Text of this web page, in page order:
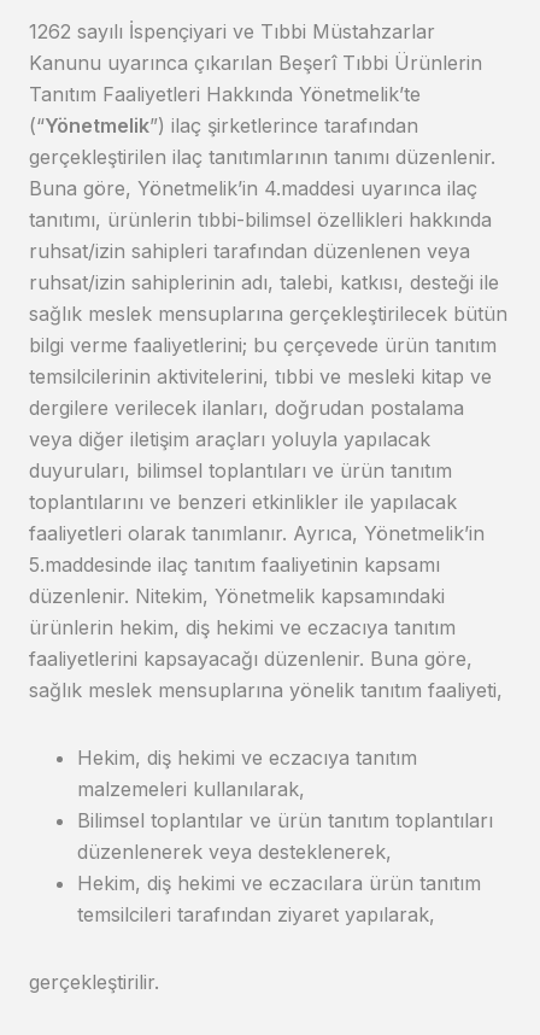
1262 sayılı İspençiyari ve Tıbbi Müstahzarlar
Kanunu uyarınca çıkarılan Beşerî Tıbbi Ürünlerin
Tanıtım Faaliyetleri Hakkında Yönetmelik’te
(“Yönetmelik”) ilaç şirketlerince tarafından
gerçekleştirilen ilaç tanıtımlarının tanımı düzenlenir.
Buna göre, Yönetmelik’in 4.maddesi uyarınca ilaç
tanıtımı, ürünlerin tıbbi-bilimsel özellikleri hakkında
ruhsat/izin sahipleri tarafından düzenlenen veya
ruhsat/izin sahiplerinin adı, talebi, katkısı, desteği ile
sağlık meslek mensuplarına gerçekleştirilecek bütün
bilgi verme faaliyetlerini; bu çerçevede ürün tanıtım
temsilcilerinin aktivitelerini, tıbbi ve mesleki kitap ve
dergilere verilecek ilanları, doğrudan postalama
veya diğer iletişim araçları yoluyla yapılacak
duyuruları, bilimsel toplantıları ve ürün tanıtım
toplantılarını ve benzeri etkinlikler ile yapılacak
faaliyetleri olarak tanımlanır. Ayrıca, Yönetmelik’in
5.maddesinde ilaç tanıtım faaliyetinin kapsamı
düzenlenir. Nitekim, Yönetmelik kapsamındaki
ürünlerin hekim, diş hekimi ve eczacıya tanıtım
faaliyetlerini kapsayacağı düzenlenir. Buna göre,
sağlık meslek mensuplarına yönelik tanıtım faaliyeti,
Hekim, diş hekimi ve eczacıya tanıtım
malzemeleri kullanılarak,
Bilimsel toplantılar ve ürün tanıtım toplantıları
düzenlenerek veya desteklenerek,
Hekim, diş hekimi ve eczacılara ürün tanıtım
temsilcileri tarafından ziyaret yapılarak,
gerçekleştirilir.